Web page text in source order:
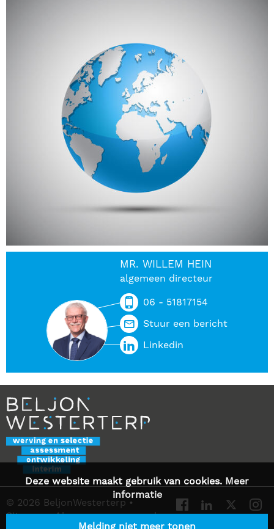
Deze website maakt gebruik van cookies. Meer
informatie
Melding niet meer tonen
MR. WILLEM HEIN
algemeen directeur
06 - 51817154
Stuur een bericht
Linkedin
© 2026 BeljonWesterterp •
Sitemap• Algemene voorwaarden